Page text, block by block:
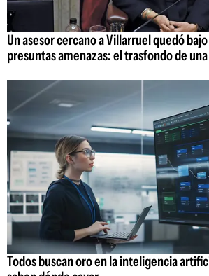
Un asesor cercano a Villarruel quedó
presuntas amenazas: el trasfondo de
Todos buscan oro en la inteligencia